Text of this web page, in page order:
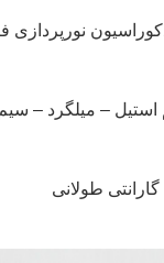
– میلگرد –
طولانی